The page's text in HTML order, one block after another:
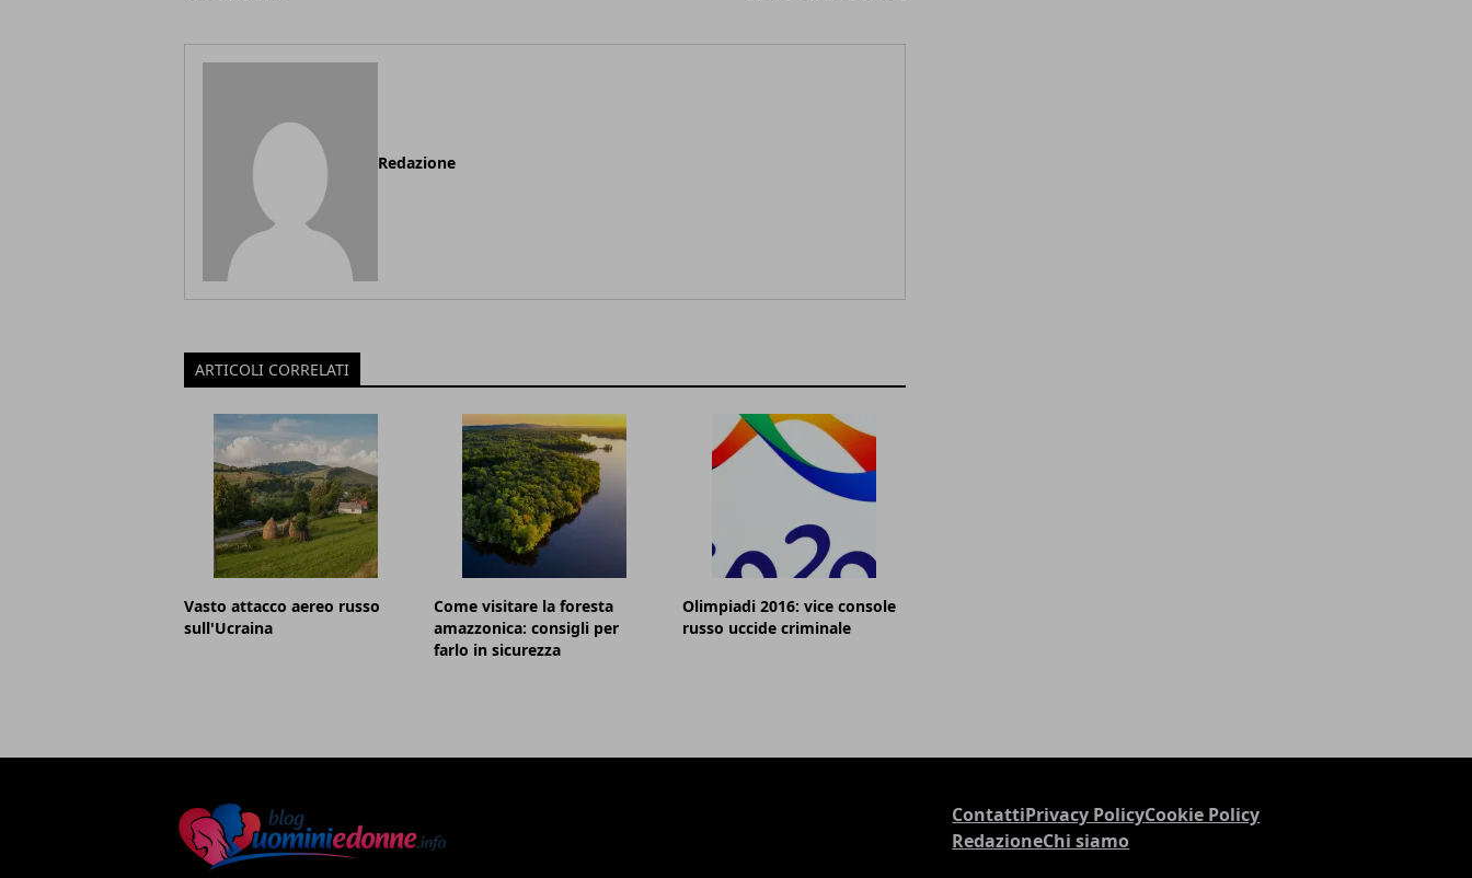
Redazione
ARTICOLI CORRELATI
Vasto attacco aereo russo
sull'Ucraina
Come visitare la foresta
amazzonica: consigli per
farlo in sicurezza
Olimpiadi 2016: vice console
russo uccide criminale
ContattiPrivacy PolicyCookie Policy
RedazioneChi siamo